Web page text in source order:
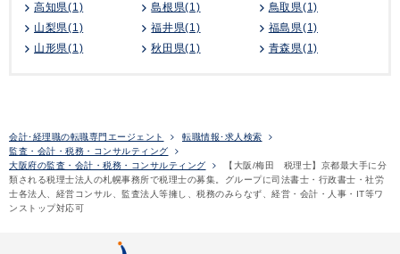
高知県(1)
島根県(1)
鳥取県(1)
山梨県(1)
福井県(1)
福島県(1)
山形県(1)
秋田県(1) 青森県(1)
会計･経理職の転職専門エージェント
転職情報･求人検索
監査・会計・税務・コンサルティング
大阪府の監査・会計・税務・コンサルティング
【大阪/梅田 税理士】京都最大手に分
類される税理士法人の札幌事務所で税理士の募集。グループに司法書士・行政書士・社労
士各法人、経営コンサル、監査法人等擁し、税務のみらなず、経営・会計・人事・IT等ワ
ンストップ対応可